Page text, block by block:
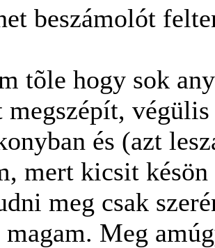
beszámolót
tõle hogy sok
és (azt
mert kicsit késön
meg csak
magam. Meg